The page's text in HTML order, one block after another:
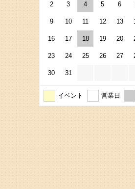
2 3 4 5 6
9 10 11 12 13
16 17 18 19 20
23 24 25 26 27
30 31
イベント 営業日